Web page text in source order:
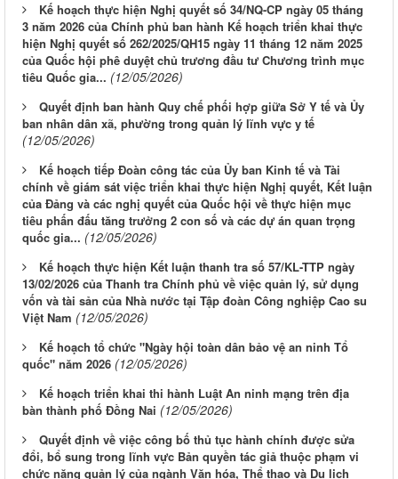
Kế hoạch thực hiện Nghị quyết số 34/NQ-CP ngày 05 tháng
3 năm 2026 của Chính phủ ban hành Kế hoạch triển khai thực
hiện Nghị quyết số 262/2025/QH15 ngày 11 tháng 12 năm 2025
của Quốc hội phê duyệt chủ trương đầu tư Chương trình mục
tiêu Quốc gia... (12/05/2026)
Quyết định ban hành Quy chế phối hợp giữa Sở Y tế và Ủy
ban nhân dân xã, phường trong quản lý lĩnh vực y tế
(12/05/2026)
Kế hoạch tiếp Đoàn công tác của Ủy ban Kinh tế và Tài
chính về giám sát việc triển khai thực hiện Nghị quyết, Kết luận
của Đảng và các nghị quyết của Quốc hội về thực hiện mục
tiêu phấn đấu tăng trưởng 2 con số và các dự án quan trọng
quốc gia... (12/05/2026)
Kế hoạch thực hiện Kết luận thanh tra số 57/KL-TTP ngày
13/02/2026 của Thanh tra Chính phủ về việc quản lý, sử dụng
vốn và tài sản của Nhà nước tại Tập đoàn Công nghiệp Cao su
Việt Nam (12/05/2026)
Kế hoạch tổ chức "Ngày hội toàn dân bảo vệ an ninh Tổ
quốc" năm 2026 (12/05/2026)
Kế hoạch triển khai thi hành Luật An ninh mạng trên địa
bàn thành phố Đồng Nai (12/05/2026)
Quyết định về việc công bố thủ tục hành chính được sửa
đổi, bổ sung trong lĩnh vực Bản quyền tác giả thuộc phạm vi
chức năng quản lý của ngành Văn hóa, Thể thao và Du lịch